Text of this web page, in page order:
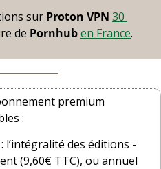
sur Proton VPN 30
de Pornhuben France.
premium
:
: l’intégralité des éditions -
(9,60€ TTC), ou annuel